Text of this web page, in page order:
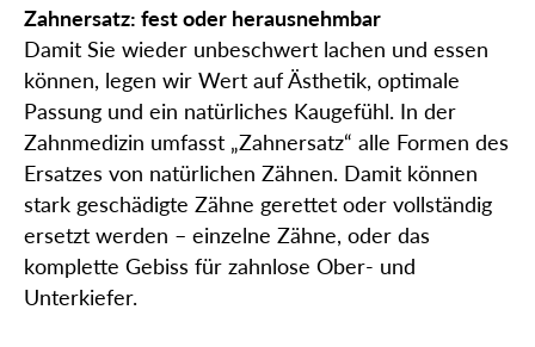
Zahnersatz: fest oder herausnehmbar
Damit Sie wieder unbeschwert lachen und essen
können, legen wir Wert auf Ästhetik, optimale
Passung und ein natürliches Kaugefühl. In der
Zahnmedizin umfasst „Zahnersatz“ alle Formen des
Ersatzes von natürlichen Zähnen. Damit können
stark geschädigte Zähne gerettet oder vollständig
ersetzt werden – einzelne Zähne, oder das
komplette Gebiss für zahnlose Ober- und
Unterkiefer.